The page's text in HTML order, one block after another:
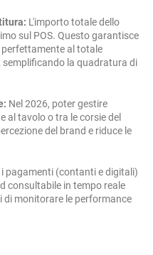
L'importo totale dello
sul POS. Questo garantisce
al totale
semplificando la quadratura di
Nel 2026, poter gestire
al tavolo o tra le corsie del
del brand e riduce le
pagamenti (contanti e digitali)
consultabile in tempo reale
monitorare le performance